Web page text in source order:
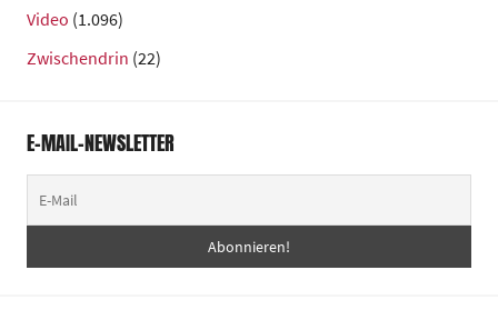
Video (1.096)
Zwischendrin (22)
E-MAIL-NEWSLETTER